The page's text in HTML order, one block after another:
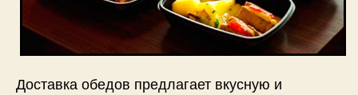
Доставка обедов предлагает вкусную и